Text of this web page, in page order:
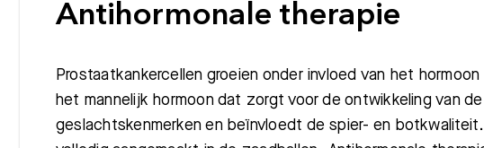
Antihormonale therapie
Prostaatkankercellen groeien onder invloed van het
het mannelijk hormoon dat zorgt voor de ontwikkeling van
geslachtskenmerken en beïnvloedt de spier- en